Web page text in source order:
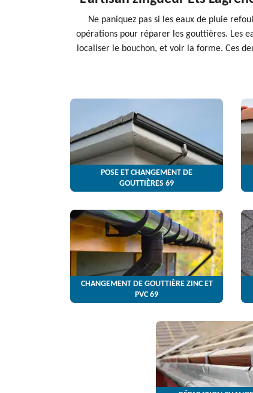
Ne paniquez pas si les eaux de pluie
opérations pour réparer les gouttières. Les
localiser le bouchon, et voir la forme. Ces
POSE ET CHANGEMENT DE
GOUTTIÈRES 69
CHANGEMENT DE GOUTTIÈRE ZINC ET
PVC 69